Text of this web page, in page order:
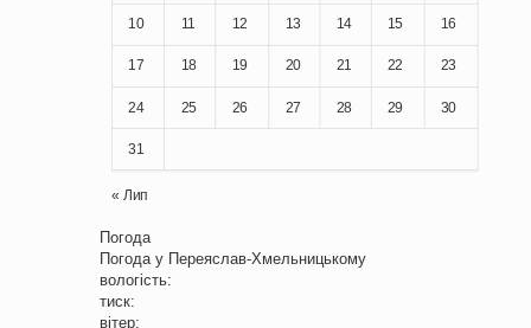
10 11 12 13 14 15 16
17 18 19 20 21 22 23
24 25 26 27 28 29 30
31
« Лип
Погода
Погода у Переяслав-Хмельницькому
вологість:
тиск:
вітер: